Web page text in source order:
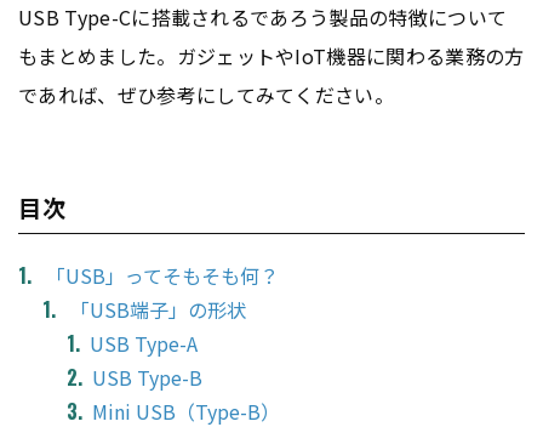
USB Type-Cに搭載されるであろう製品の特徴について
もまとめました。ガジェットやIoT機器に関わる業務の方
であれば、ぜひ参考にしてみてください。
目次
「USB」ってそもそも何？
「USB端子」の形状
USB Type-A
USB Type-B
Mini USB（Type-B）